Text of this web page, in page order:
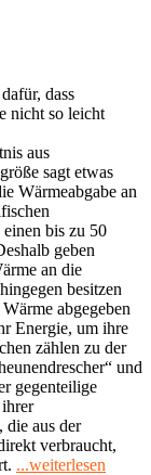
dass
nicht so leicht
aus
sagt etwas
Wärmeabgabe an
bis zu 50
geben
an die
besitzen
abgegeben
Energie, um ihre
zählen zu der
und
gegenteilige
die aus der
verbraucht,
...weiterlesen